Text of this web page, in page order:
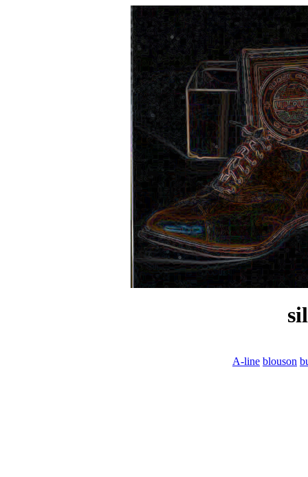
A-line blouson